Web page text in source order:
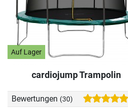
Auf Lager
cardiojump Trampolin
Bewertungen (30)